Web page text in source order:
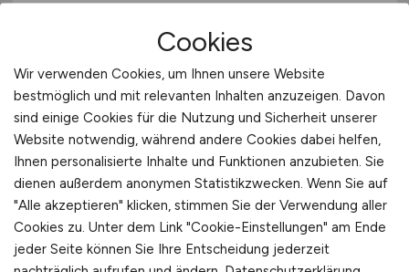
Systemadministrator
Hays
15.07.2026
Leipzig Umland
Cookies
Wir verwenden Cookies, um Ihnen unsere Website
bestmöglich und mit relevanten Inhalten anzuzeigen. Davon
sind einige Cookies für die Nutzung und Sicherheit unserer
Website notwendig, während andere Cookies dabei helfen,
Ihnen personalisierte Inhalte und Funktionen anzubieten. Sie
dienen außerdem anonymen Statistikzwecken. Wenn Sie auf
"Alle akzeptieren" klicken, stimmen Sie der Verwendung aller
Cookies zu. Unter dem Link "Cookie-Einstellungen" am Ende
jeder Seite können Sie Ihre Entscheidung jederzeit